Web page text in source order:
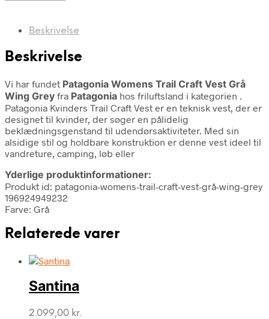
Beskrivelse
Beskrivelse
Vi har fundet Patagonia Womens Trail Craft Vest Grå
Wing Grey fra Patagonia hos friluftsland i kategorien .
Patagonia Kvinders Trail Craft Vest er en teknisk vest, der er
designet til kvinder, der søger en pålidelig
beklædningsgenstand til udendørsaktiviteter. Med sin
alsidige stil og holdbare konstruktion er denne vest ideel til
vandreture, camping, løb eller
Yderlige produktinformationer:
Produkt id: patagonia-womens-trail-craft-vest-grå-wing-grey
196924949232
Farve: Grå
Relaterede varer
Santina
2.099,00 kr.